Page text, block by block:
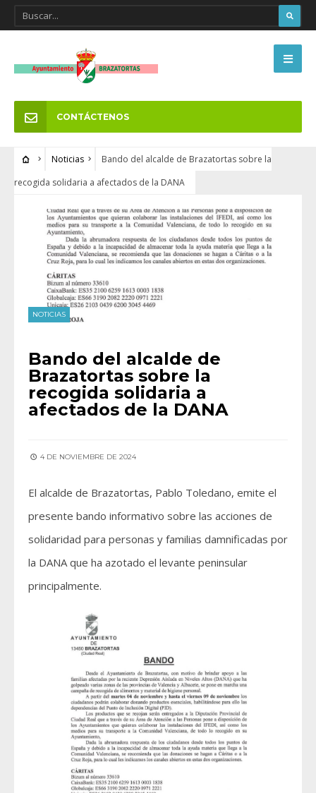
CONTÁCTENOS
Noticias
Bando del alcalde de Brazatortas sobre la
recogida solidaria a afectados de la DANA
NOTICIAS
Bando del alcalde de
Brazatortas sobre la
recogida solidaria a
afectados de la DANA
4 DE NOVIEMBRE DE 2024
El alcalde de Brazatortas, Pablo Toledano, emite el
presente bando informativo sobre las acciones de
solidaridad para personas y familias damnificadas por
la DANA que ha azotado el levante peninsular
principalmente.